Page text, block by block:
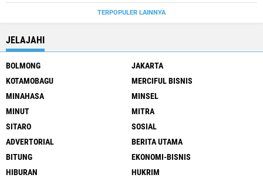
TERPOPULER LAINNYA
JELAJAHI
BOLMONG
JAKARTA
KOTAMOBAGU
MERCIFUL BISNIS
MINAHASA
MINSEL
MINUT
MITRA
SITARO
SOSIAL
ADVERTORIAL
BERITA UTAMA
BITUNG
EKONOMI-BISNIS
HIBURAN
HUKRIM